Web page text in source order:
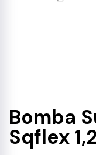
Bomba
Sqflex